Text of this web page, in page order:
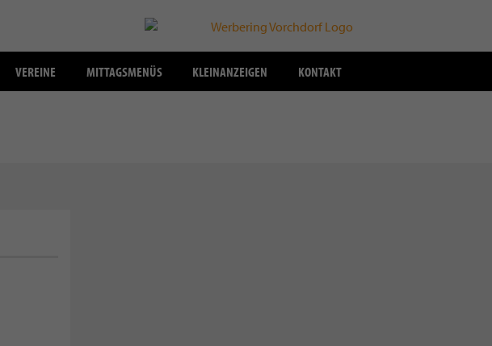
VEREINE MITTAGSMENÜS KLEINANZEIGEN KONTAKT